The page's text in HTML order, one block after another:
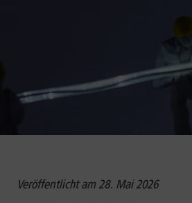
Veröffentlicht am 28. Mai 2026